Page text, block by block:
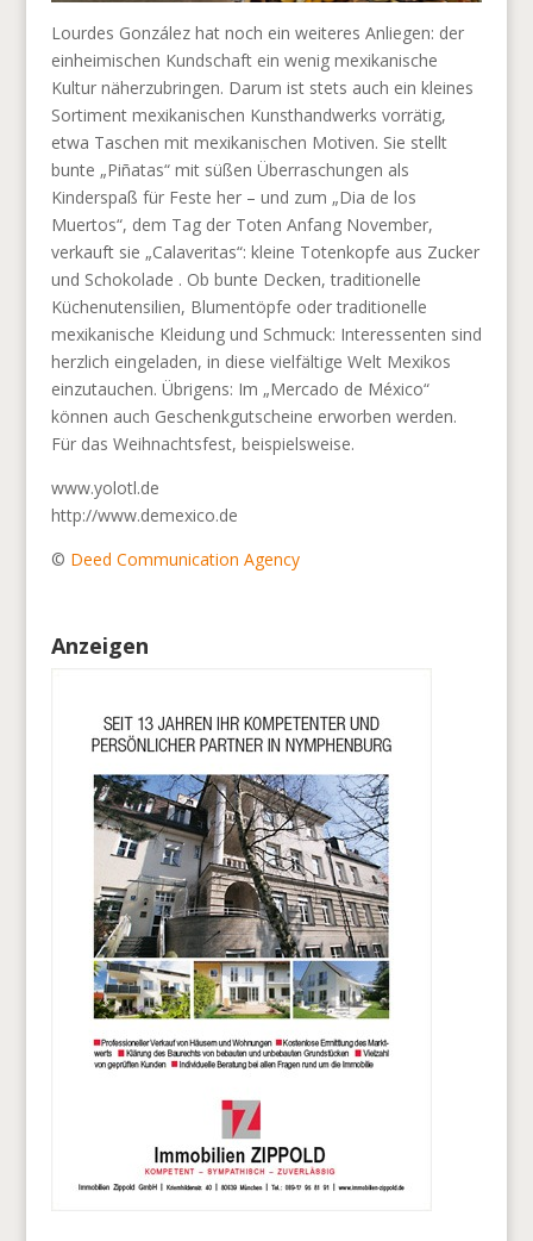
Lourdes González hat noch ein weiteres Anliegen: der
einheimischen Kundschaft ein wenig mexikanische
Kultur näherzubringen. Darum ist stets auch ein kleines
Sortiment mexikanischen Kunsthandwerks vorrätig,
etwa Taschen mit mexikanischen Motiven. Sie stellt
bunte „Piñatas“ mit süßen Überraschungen als
Kinderspaß für Feste her – und zum „Dia de los
Muertos“, dem Tag der Toten Anfang November,
verkauft sie „Calaveritas“: kleine Totenkopfe aus Zucker
und Schokolade . Ob bunte Decken, traditionelle
Küchenutensilien, Blumentöpfe oder traditionelle
mexikanische Kleidung und Schmuck: Interessenten sind
herzlich eingeladen, in diese vielfältige Welt Mexikos
einzutauchen. Übrigens: Im „Mercado de México“
können auch Geschenkgutscheine erworben werden.
Für das Weihnachtsfest, beispielsweise.
www.yolotl.de
http://www.demexico.de
© Deed Communication Agency
Anzeigen